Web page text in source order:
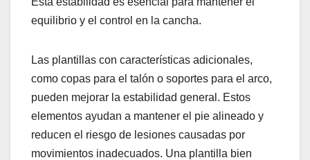
equilibrio y el control en la cancha.
Las plantillas con características adicionales,
como copas para el talón o soportes para el arco,
pueden mejorar la estabilidad general. Estos
elementos ayudan a mantener el pie alineado y
reducen el riesgo de lesiones causadas por
movimientos inadecuados. Una plantilla bien